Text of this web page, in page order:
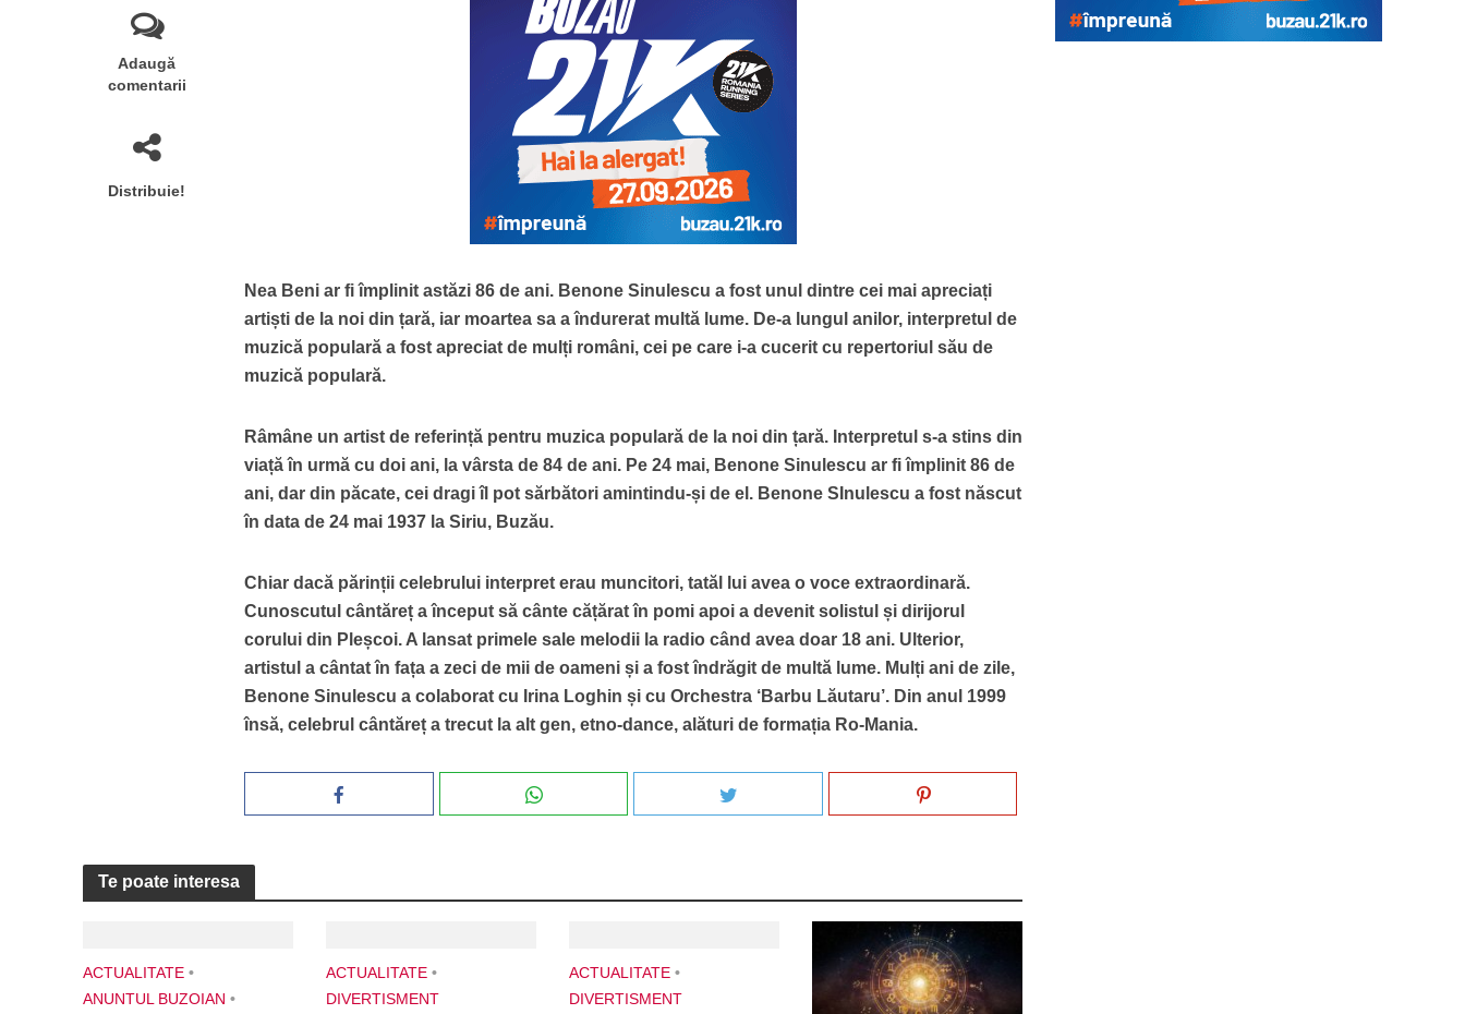
Adaugă
comentarii
Distribuie!
Nea Beni ar fi împlinit astăzi 86 de ani. Benone Sinulescu a fost unul dintre cei mai apreciați
artiști de la noi din țară, iar moartea sa a îndurerat multă lume. De-a lungul anilor, interpretul de
muzică populară a fost apreciat de mulți români, cei pe care i-a cucerit cu repertoriul său de
muzică populară.
Râmâne un artist de referință pentru muzica populară de la noi din țară. Interpretul s-a stins din
viață în urmă cu doi ani, la vârsta de 84 de ani. Pe 24 mai, Benone Sinulescu ar fi împlinit 86 de
ani, dar din păcate, cei dragi îl pot sărbători amintindu-și de el. Benone SInulescu a fost născut
în data de 24 mai 1937 la Siriu, Buzău.
Chiar dacă părinții celebrului interpret erau muncitori, tatăl lui avea o voce extraordinară.
Cunoscutul cântăreț a început să cânte cățărat în pomi apoi a devenit solistul și dirijorul
corului din Pleșcoi. A lansat primele sale melodii la radio când avea doar 18 ani. Ulterior,
artistul a cântat în fața a zeci de mii de oameni și a fost îndrăgit de multă lume. Mulți ani de zile,
Benone Sinulescu a colaborat cu Irina Loghin și cu Orchestra ‘Barbu Lăutaru’. Din anul 1999
însă, celebrul cântăreț a trecut la alt gen, etno-dance, alături de formația Ro-Mania.
Te poate interesa
ACTUALITATE •
ANUNTUL BUZOIAN •
ACTUALITATE •
DIVERTISMENT
ACTUALITATE •
DIVERTISMENT